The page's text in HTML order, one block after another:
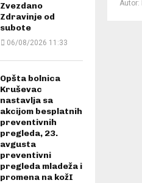
Autor:
Zvezdano
Zdravinje od
subote
06/08/2026 11:33
Opšta bolnica
Kruševac
nastavlja sa
akcijom besplatnih
preventivnih
pregleda, 23.
avgusta
preventivni
pregleda mladeža i
promena na kožI